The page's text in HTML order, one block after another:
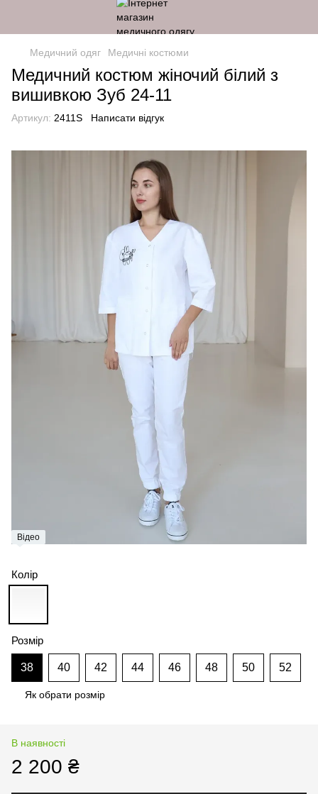
Медичний одяг Медичні костюми
Медичний костюм жіночий білий з
вишивкою Зуб 24-11
Артикул: 2411S Написати відгук
Відео
Колір
Розмір
38 40 42 44 46 48 50 52
Як обрати розмір
В наявності
2 200 ₴